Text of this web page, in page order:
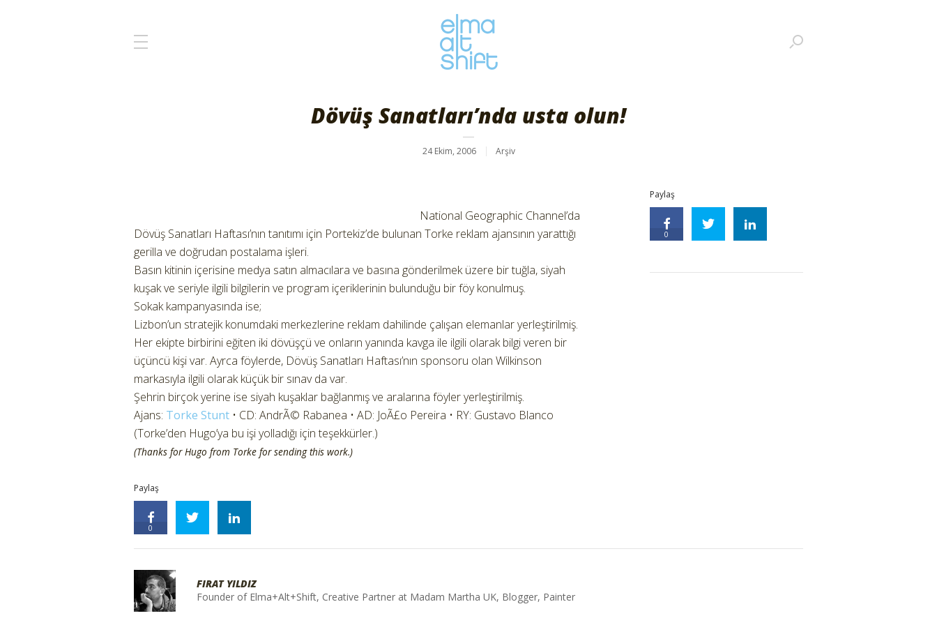
Dövüş Sanatları’nda usta olun!
24 Ekim, 2006 Arşiv
National Geographic Channel’da
Dövüş Sanatları Haftası’nın tanıtımı için Portekiz’de bulunan Torke reklam ajansının yarattığı
gerilla ve doğrudan postalama işleri.
Basın kitinin içerisine medya satın almacılara ve basına gönderilmek üzere bir tuğla, siyah
kuşak ve seriyle ilgili bilgilerin ve program içeriklerinin bulunduğu bir föy konulmuş.
Sokak kampanyasında ise;
Lizbon’un stratejik konumdaki merkezlerine reklam dahilinde çalışan elemanlar yerleştirilmiş.
Her ekipte birbirini eğiten iki dövüşçü ve onların yanında kavga ile ilgili olarak bilgi veren bir
üçüncü kişi var. Ayrca föylerde, Dövüş Sanatları Haftası’nın sponsoru olan Wilkinson
markasıyla ilgili olarak küçük bir sınav da var.
Şehrin birçok yerine ise siyah kuşaklar bağlanmış ve aralarına föyler yerleştirilmiş.
Ajans: Torke Stunt • CD: AndrÃ© Rabanea • AD: JoÃ£o Pereira • RY: Gustavo Blanco
(Torke’den Hugo’ya bu işi yolladığı için teşekkürler.)
(Thanks for Hugo from Torke for sending this work.)
Paylaş
0
Paylaş
0
FIRAT YILDIZ
Founder of Elma+Alt+Shift, Creative Partner at Madam Martha UK, Blogger, Painter